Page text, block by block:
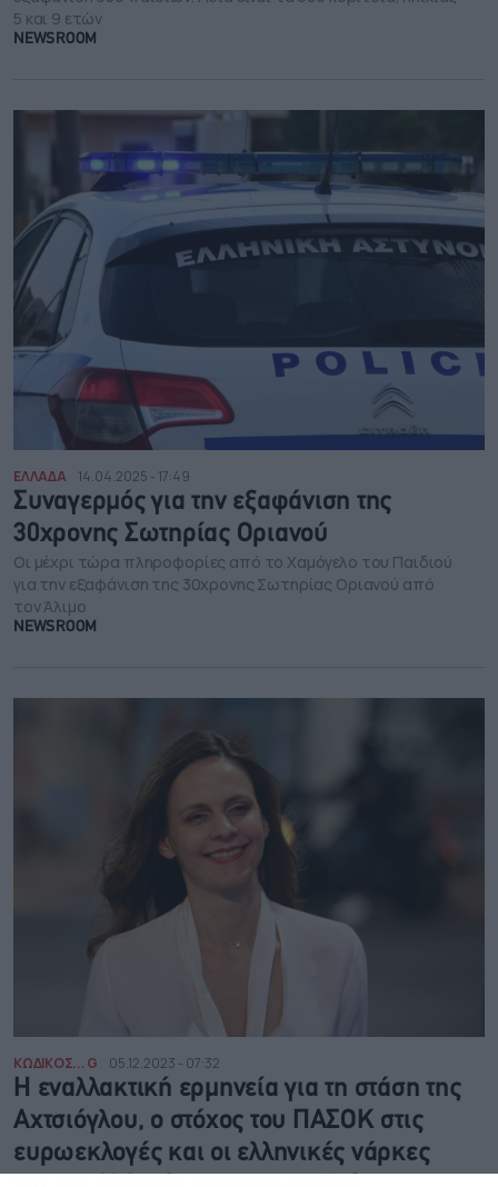
5 και 9 ετών
NEWSROOM
ΕΛΛΑΔΑ 14.04.2025 - 17:49
Συναγερμός για την εξαφάνιση της
30χρονης Σωτηρίας Οριανού
Οι μέχρι τώρα πληροφορίες από το Χαμόγελο του Παιδιού
για την εξαφάνιση της 30χρονης Σωτηρίας Οριανού από
τον Άλιμο
NEWSROOM
ΚΩΔΙΚΟΣ... G 05.12.2023 - 07:32
Η εναλλακτική ερμηνεία για τη στάση της
Αχτσιόγλου, ο στόχος του ΠΑΣΟΚ στις
ευρωεκλογές και οι ελληνικές νάρκες